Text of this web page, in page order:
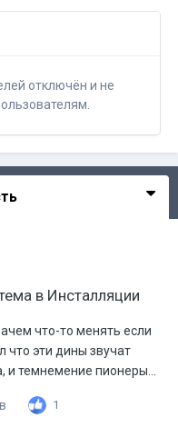
отключён и не
в Инсталляции
что-то менять если
что эти дины звучат
темнемение пионеры...
1